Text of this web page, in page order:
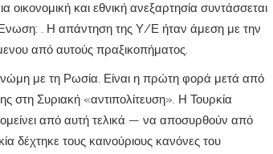
και εθνική ανεξαρτησία συντάσσεται
Ένωση: . Η απάντηση της Υ/Ε ήταν άμεση με την
από αυτούς πραξικοπήματος.
με τη Ρωσία. Είναι η πρώτη φορά μετά από
στη Συριακή «αντιπολίτευση». Η Τουρκία
από αυτή τελικά — να αποσυρθούν από
δέχτηκε τους καινούριους κανόνες του